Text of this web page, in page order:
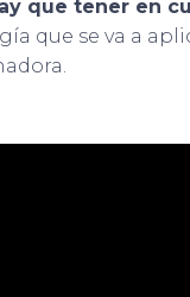
que tener en
que se va a